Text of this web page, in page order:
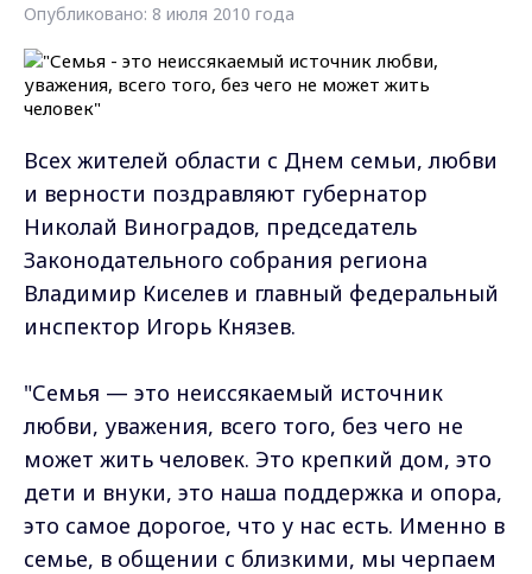
Опубликовано: 8 июля 2010 года
Всех жителей области с Днем семьи, любви
и верности поздравляют губернатор
Николай Виноградов, председатель
Законодательного собрания региона
Владимир Киселев и главный федеральный
инспектор Игорь Князев.
"Семья — это неиссякаемый источник
любви, уважения, всего того, без чего не
может жить человек. Это крепкий дом, это
дети и внуки, это наша поддержка и опора,
это самое дорогое, что у нас есть. Именно в
семье, в общении с близкими, мы черпаем